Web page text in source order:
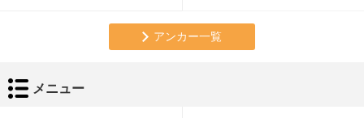
アンカー一覧
メニュー